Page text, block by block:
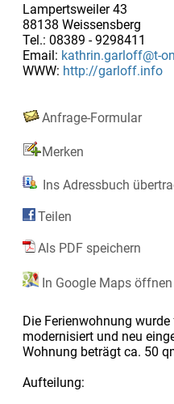
Lampertsweiler 43
88138 Weissensberg
Tel.: 08389 - 9298411
Email: kathrin.garloff@t-
WWW: http://garloff.info
Anfrage-Formular
Merken
Ins Adressbuch
Teilen
Als PDF speichern
In Google Maps öffnen
Die Ferienwohnung
modernisiert und neu
Wohnung beträgt ca. 50
Aufteilung: